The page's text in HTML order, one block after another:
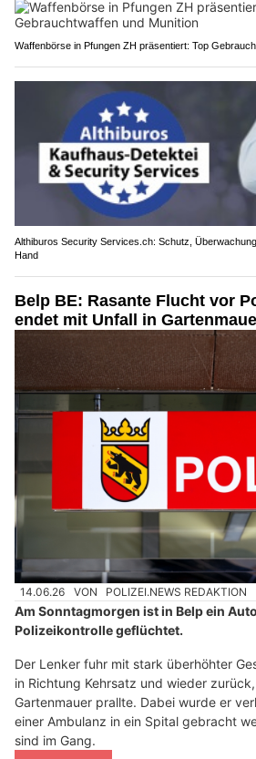
Waffenbörse in Pfungen ZH präsentiert: Top
Althiburos Security Services.ch: Schutz,
Hand
Belp BE: Rasante Flucht vor
endet mit Unfall in
14.06.26 VON POLIZEI.NEWS REDAKTION
Am Sonntagmorgen ist in Belp ein
Polizeikontrolle geflüchtet.
Der Lenker fuhr mit stark überhöhter
in Richtung Kehrsatz und wieder
Gartenmauer prallte. Dabei wurde er
einer Ambulanz in ein Spital gebracht
sind im Gang.